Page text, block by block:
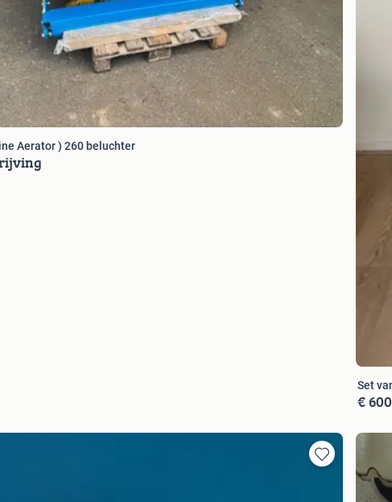
Aerator ) 260 beluchter
Set
€
Toevoegen